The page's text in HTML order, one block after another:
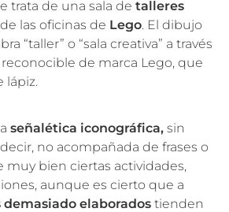
trata de una sala de talleres
las oficinas de Lego. El dibujo
“taller” o “sala creativa” a través
de marca Lego, que
lápiz.
señalética iconográfica, sin
no acompañada de frases o
muy bien ciertas actividades,
aunque es cierto que a
demasiado elaborados tienden